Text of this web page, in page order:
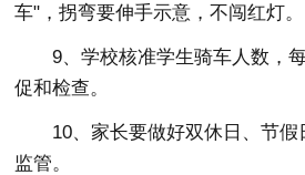
车"，拐弯要伸手示意，不闯红灯。
9、学校核准学生骑车人数，
促和检查。
10、家长要做好双休日、节
监管。